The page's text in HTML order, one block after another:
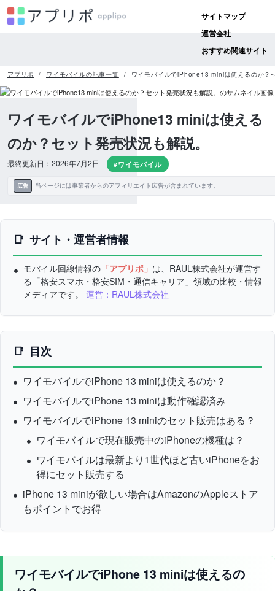
サイトマップ
運営会社
おすすめ関連サイト
アプリポ ワイモバイルの記事一覧 ワイモバイルでiPhone13 miniは使えるのか？
ワイモバイルでiPhone13 miniは使える
のか？セット発売状況も解説。
最終更新日：2026年7月2日 #ワイモバイル
広告 当ページには事業者からのアフィリエイト広告が含まれています。
サイト・運営者情報
モバイル回線情報の 「アプリポ」 は、RAUL株式会社が運営す
る「格安スマホ・格安SIM・通信キャリア」領域の比較・情報
メディアです。 運営：RAUL株式会社
目次
ワイモバイルでiPhone 13 miniは使えるのか？
ワイモバイルでiPhone 13 miniは動作確認済み
ワイモバイルでiPhone 13 miniのセット販売はある？
ワイモバイルで現在販売中のiPhoneの機種は？
ワイモバイルは最新より1世代ほど古いiPhoneをお
得にセット販売する
iPhone 13 miniが欲しい場合はAmazonのAppleストア
もポイントでお得
ワイモバイルでiPhone 13 miniは使えるの